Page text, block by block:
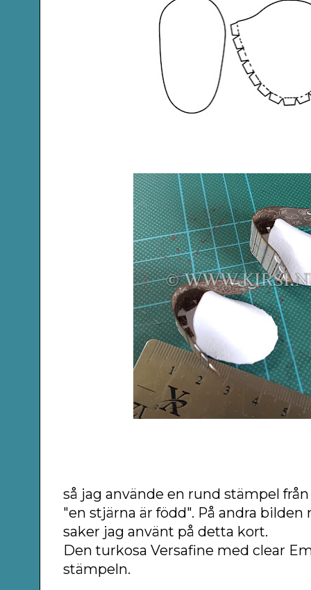
så jag använde en rund stämpel
"en stjärna är född". På andra bilden
saker jag använt på detta kort.
Den turkosa Versafine med clear
stämpeln.